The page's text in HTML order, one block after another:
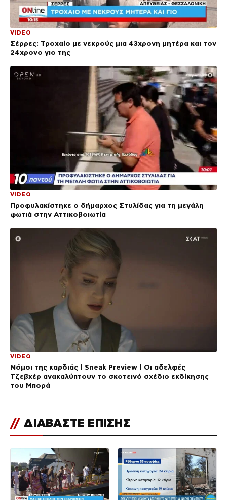
VIDEO
Σέρρες: Τροχαίο με νεκρούς μια 43χρονη μητέρα και τον
24χρονο γιο της
VIDEO
Προφυλακίστηκε ο δήμαρχος Στυλίδας για τη μεγάλη
φωτιά στην Αττικοβοιωτία
VIDEO
Νόμοι της καρδιάς | Sneak Preview | Οι αδελφές
Τζεβχέρ ανακαλύπτουν το σκοτεινό σχέδιο εκδίκησης
του Μπορά
// ΔΙΑΒΑΣΤΕ ΕΠΙΣΗΣ